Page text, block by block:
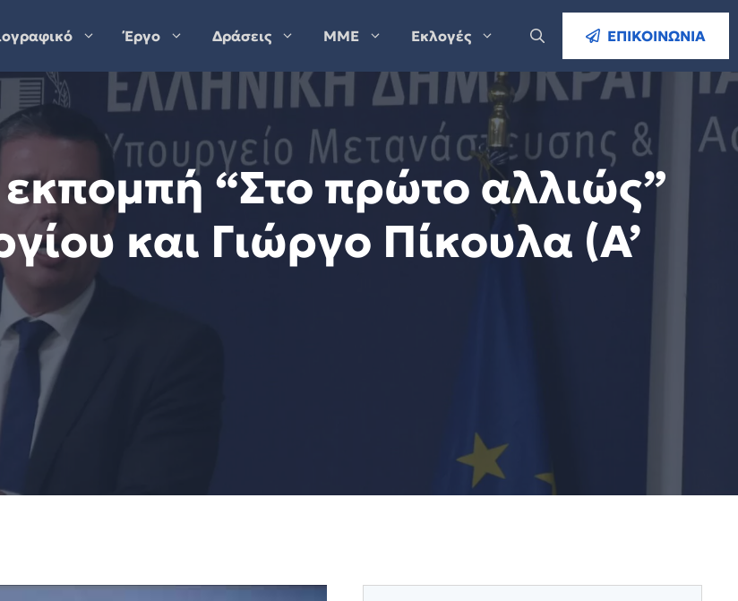
Έργο Δράσεις ΜΜΕ Εκλογές ΕΠΙΚΟΙΝΩΝΙΑ
“Στο πρώτο αλλιώς”
και Γιώργο Πίκουλα (Α’